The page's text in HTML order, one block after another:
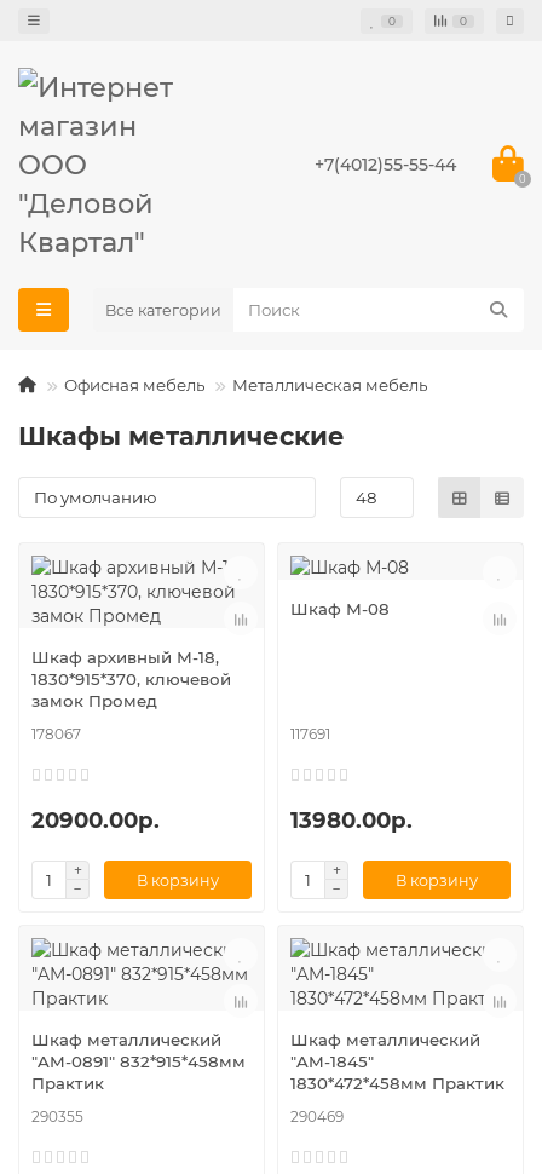
0 0
+7(4012)55-55-44
0
Все категории
Офисная мебель Металлическая мебель
Шкафы металлические
Шкаф архивный М-18,
1830*915*370, ключевой
замок Промед
178067
20900.00р.
В корзину
Шкаф М-08
117691
13980.00р.
В корзину
Шкаф металлический
"AM-0891" 832*915*458мм
Практик
290355
Шкаф металлический
"AM-1845"
1830*472*458мм Практик
290469